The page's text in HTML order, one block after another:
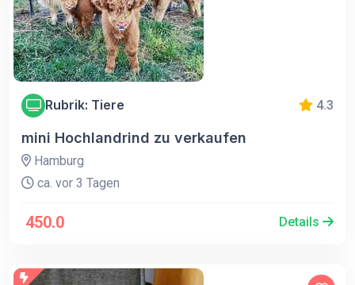
Rubrik: Tiere 4.3
mini Hochlandrind zu verkaufen
Hamburg
ca. vor 3 Tagen
450.0 Details